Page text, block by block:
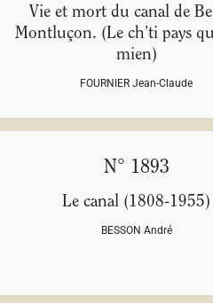
Vie et mort du canal de
Montluçon. (Le ch’ti pays
mien)
FOURNIER Jean-Claude
N° 1893
Le canal (1808-1955)
BESSON André